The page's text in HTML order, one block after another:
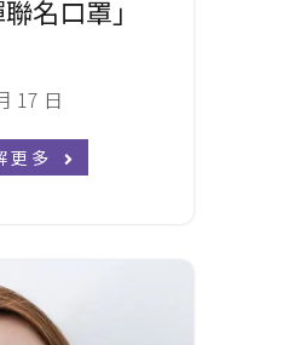
名口罩」
17 日
更多